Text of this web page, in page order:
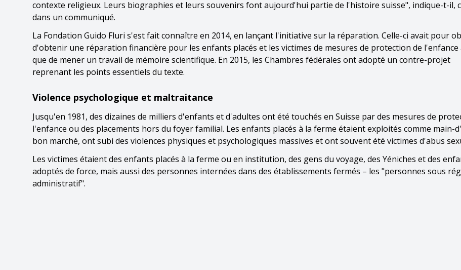
contexte religieux. Leurs biographies et leurs souvenirs font aujourd'hui partie de l'histoire suisse", indique-t-il,
dans un communiqué.
La Fondation Guido Fluri s'est fait connaître en 2014, en lançant l'initiative sur la réparation. Celle-ci avait pour
d'obtenir une réparation financière pour les enfants placés et les victimes de mesures de protection de l'enfance
que de mener un travail de mémoire scientifique. En 2015, les Chambres fédérales ont adopté un contre-projet
reprenant les points essentiels du texte.
Violence psychologique et maltraitance
Jusqu'en 1981, des dizaines de milliers d'enfants et d'adultes ont été touchés en Suisse par des mesures de
l'enfance ou des placements hors du foyer familial. Les enfants placés à la ferme étaient exploités comme main-
bon marché, ont subi des violences physiques et psychologiques massives et ont souvent été victimes d'abus
Les victimes étaient des enfants placés à la ferme ou en institution, des gens du voyage, des Yéniches et des
adoptés de force, mais aussi des personnes internées dans des établissements fermés – les "personnes sous
administratif".